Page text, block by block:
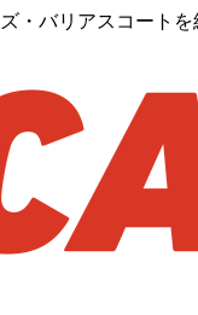
・バリアスコートを